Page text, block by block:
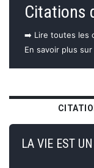
Citations
➡️ Lire toutes les
En savoir plus
LA VIE EST